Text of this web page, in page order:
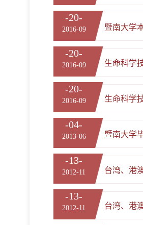
-20-
2016-09 暨南大学
-20-
2016-09 生命科学
-20-
2016-09 生命科学
-04-
2013-06 暨南大学
-13-
2012-11 台湾、港
-13-
2012-11 台湾、港